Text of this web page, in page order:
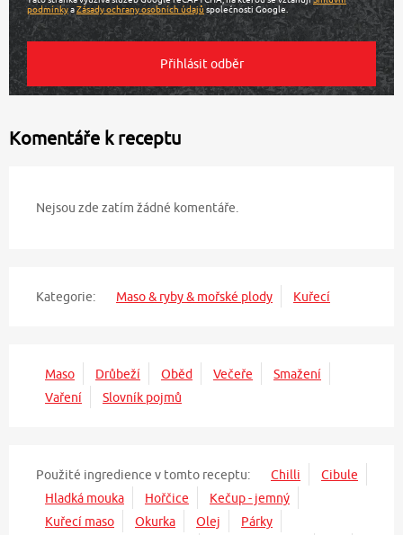
podmínkyaZásady ochrany osobních údajů společnosti Google.
Komentáře k receptu
Nejsou zde zatím žádné komentáře.
Kategorie: Maso & ryby & mořské plody Kuřecí
Maso Drůbeží Oběd Večeře
Smažení
Vaření
Slovník pojmů
Použité ingredience v tomto receptu: Chilli
Cibule
Hladká mouka
Hořčice
Kečup - jemný
Kuřecí maso
Okurka Olej
Párky